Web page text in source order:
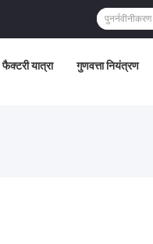
फैक्टरी यात्रा गुणवत्ता नियंत्रण